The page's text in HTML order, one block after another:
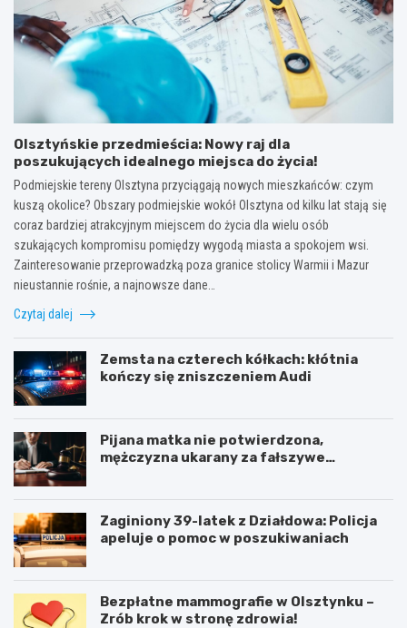
Olsztyńskie przedmieścia: Nowy raj dla
poszukujących idealnego miejsca do życia!
Podmiejskie tereny Olsztyna przyciągają nowych mieszkańców: czym
kuszą okolice? Obszary podmiejskie wokół Olsztyna od kilku lat stają się
coraz bardziej atrakcyjnym miejscem do życia dla wielu osób
szukających kompromisu pomiędzy wygodą miasta a spokojem wsi.
Zainteresowanie przeprowadzką poza granice stolicy Warmii i Mazur
nieustannie rośnie, a najnowsze dane…
Czytaj dalej
Zemsta na czterech kółkach: kłótnia
kończy się zniszczeniem Audi
Pijana matka nie potwierdzona,
mężczyzna ukarany za fałszywe
Zaginiony 39-latek z Działdowa: Policja
apeluje o pomoc w poszukiwaniach
Bezpłatne mammografie w Olsztynku –
Zrób krok w stronę zdrowia!